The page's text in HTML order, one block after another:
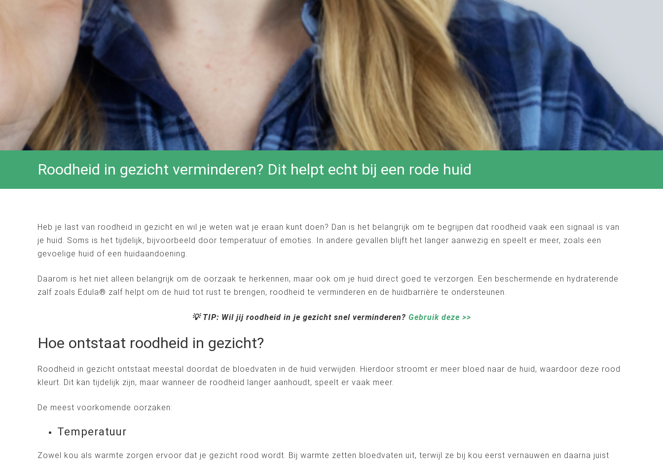
Roodheid in gezicht verminderen? Dit helpt echt bij een rode huid
Heb je last van roodheid in gezicht en wil je weten wat je eraan kunt doen? Dan is het belangrijk om te begrijpen dat roodheid vaak een signaal is van
je huid. Soms is het tijdelijk, bijvoorbeeld door temperatuur of emoties. In andere gevallen blijft het langer aanwezig en speelt er meer, zoals een
gevoelige huid of een huidaandoening.
Daarom is het niet alleen belangrijk om de oorzaak te herkennen, maar ook om je huid direct goed te verzorgen. Een beschermende en hydraterende
zalf zoals Edula® zalf helpt om de huid tot rust te brengen, roodheid te verminderen en de huidbarrière te ondersteunen.
💡 TIP: Wil jij roodheid in je gezicht snel verminderen? Gebruik deze >>
Hoe ontstaat roodheid in gezicht?
Roodheid in gezicht ontstaat meestal doordat de bloedvaten in de huid verwijden. Hierdoor stroomt er meer bloed naar de huid, waardoor deze rood
kleurt. Dit kan tijdelijk zijn, maar wanneer de roodheid langer aanhoudt, speelt er vaak meer.
De meest voorkomende oorzaken:
Temperatuur
Zowel kou als warmte zorgen ervoor dat je gezicht rood wordt. Bij warmte zetten bloedvaten uit, terwijl ze bij kou eerst vernauwen en daarna juist